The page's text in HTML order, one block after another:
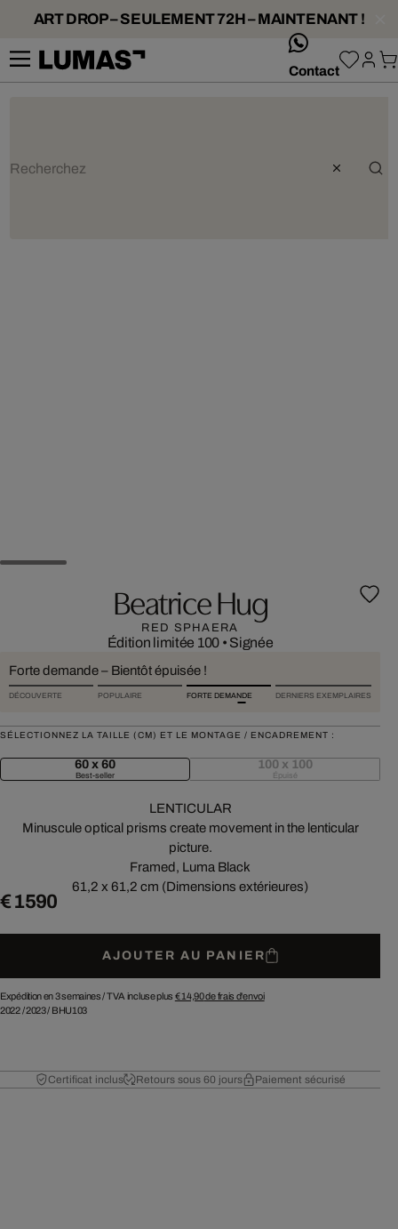
ART DROP – SEULEMENT 72H – MAINTENANT !
Contact
Beatrice Hug
RED SPHAERA
Édition limitée 100 • Signée
Forte demande – Bientôt épuisée !
DÉCOUVERTE POPULAIRE FORTE DEMANDE DERNIERS EXEMPLAIRES
SÉLECTIONNEZ LA TAILLE (CM) ET LE MONTAGE / ENCADREMENT :
60 x 60
Best-seller
100 x 100
Épuisé
LENTICULAR
Minuscule optical prisms create movement in the lenticular
picture.
Framed, Luma Black
61,2 x 61,2 cm (Dimensions extérieures)
€ 1 590
AJOUTER AU PANIER
Expédition en 3 semaines /TVA incluse plus € 14,90de frais d'envoi
2022/2023/ BHU103
Certificat inclus Retours sous 60 jours Paiement sécurisé